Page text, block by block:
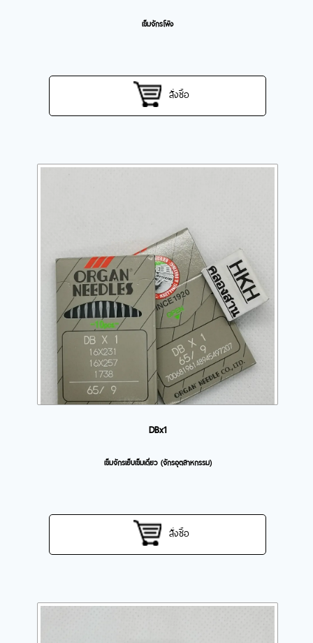
เข็มจักรโพ้ง
สั่งซื้อ
DBx1
เข็มจักรเย็บเข็มเดี่ยว (จักรอุตสาหกรรม)
สั่งซื้อ